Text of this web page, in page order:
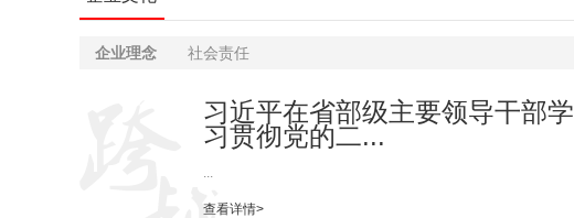
企业理念 社会责任
习近平在省部级主要领导干部学
习贯彻党的二...
查看详情>